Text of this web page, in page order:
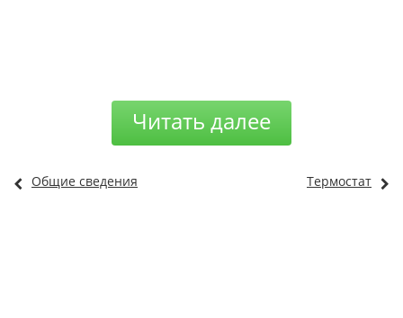
Читать далее
Общие сведения Термостат